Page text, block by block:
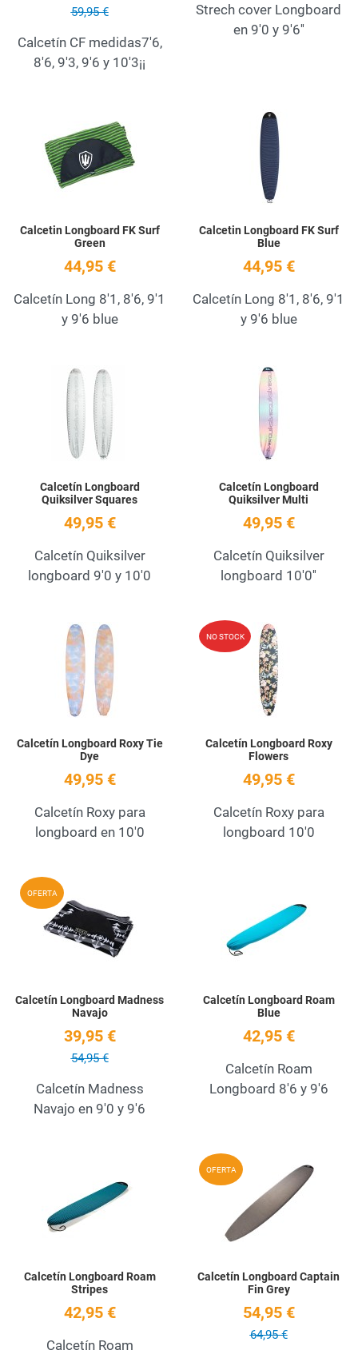
59,95 €
Calcetín CF medidas7'6,
8'6, 9'3, 9'6 y 10'3¡¡
Strech cover Longboard
en 9'0 y 9'6''
Calcetin Longboard FK Surf
Green
44,95 €
Calcetín Long 8'1, 8'6, 9'1
y 9'6 blue
Calcetin Longboard FK Surf
Blue
44,95 €
Calcetín Long 8'1, 8'6, 9'1
y 9'6 blue
Add to Wishlist
Calcetín Longboard
Quiksilver Squares
49,95 €
Calcetín Quiksilver
longboard 9'0 y 10'0
Calcetín Longboard
Quiksilver Multi
49,95 €
Calcetín Quiksilver
longboard 10'0''
Add to Wishlist
Calcetín Longboard Roxy Tie
Dye
49,95 €
Calcetín Roxy para
longboard en 10'0
NO STOCK
Calcetín Longboard Roxy
Flowers
49,95 €
Calcetín Roxy para
longboard 10'0
OFERTA
Calcetín Longboard Madness
Navajo
39,95 €
54,95 €
Calcetín Madness
Navajo en 9'0 y 9'6
Calcetín Longboard Roam
Blue
42,95 €
Calcetín Roam
Longboard 8'6 y 9'6
Add to Wishlist
Calcetín Longboard Roam
Stripes
42,95 €
Calcetín Roam
OFERTA
Calcetín Longboard Captain
Fin Grey
54,95 €
64,95 €